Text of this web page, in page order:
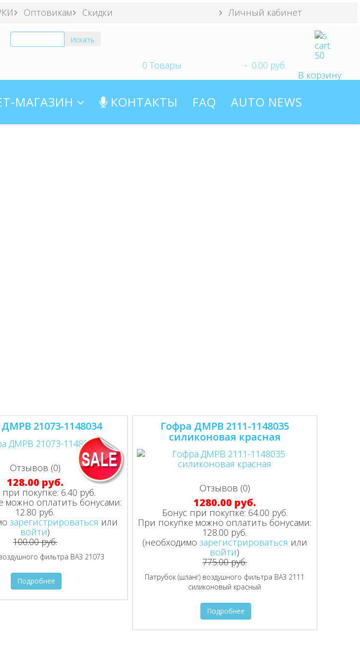
Оптовикам Скидки Личный кабинет
0 Товары - 0.00 руб.
В корзину
МАГАЗИН КОНТАКТЫ FAQ AUTO NEWS
21073-1148034
Отзывов (0)
128.00 руб.
при покупке: 6.40 руб.
можно оплатить бонусами:
12.80 руб.
зарегистрироваться или
войти)
100.00 руб.
фильтра ВАЗ 21073
Подробнее
Гофра ДМРВ 2111-1148035
силиконовая красная
Отзывов (0)
1280.00 руб.
Бонус при покупке: 64.00 руб.
При покупке можно оплатить бонусами:
128.00 руб.
(необходимо зарегистрироваться или
войти)
775.00 руб.
Патрубок (шланг) воздушного фильтра ВАЗ 2111
силиконовый красный
Подробнее